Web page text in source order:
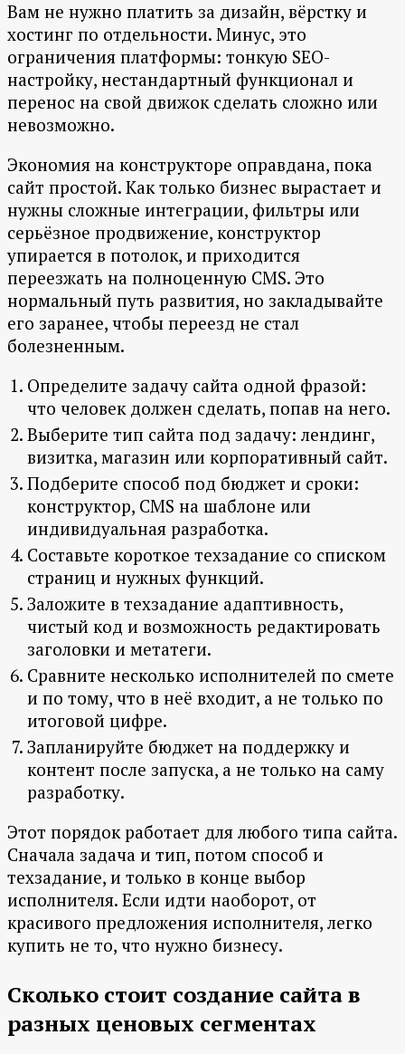
Вам не нужно платить за дизайн, вёрстку и
хостинг по отдельности. Минус, это
ограничения платформы: тонкую SEO-
настройку, нестандартный функционал и
перенос на свой движок сделать сложно или
невозможно.
Экономия на конструкторе оправдана, пока
сайт простой. Как только бизнес вырастает и
нужны сложные интеграции, фильтры или
серьёзное продвижение, конструктор
упирается в потолок, и приходится
переезжать на полноценную CMS. Это
нормальный путь развития, но закладывайте
его заранее, чтобы переезд не стал
болезненным.
Определите задачу сайта одной фразой:
что человек должен сделать, попав на него.
Выберите тип сайта под задачу: лендинг,
визитка, магазин или корпоративный сайт.
Подберите способ под бюджет и сроки:
конструктор, CMS на шаблоне или
индивидуальная разработка.
Составьте короткое техзадание со списком
страниц и нужных функций.
Заложите в техзадание адаптивность,
чистый код и возможность редактировать
заголовки и метатеги.
Сравните несколько исполнителей по смете
и по тому, что в неё входит, а не только по
итоговой цифре.
Запланируйте бюджет на поддержку и
контент после запуска, а не только на саму
разработку.
Этот порядок работает для любого типа сайта.
Сначала задача и тип, потом способ и
техзадание, и только в конце выбор
исполнителя. Если идти наоборот, от
красивого предложения исполнителя, легко
купить не то, что нужно бизнесу.
Сколько стоит создание сайта в
разных ценовых сегментах